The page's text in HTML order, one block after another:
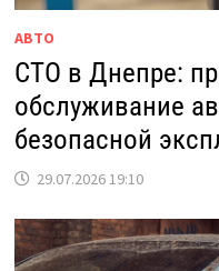
АВТО
СТО в Днепре:
обслуживание
безопасной
29.07.2026 19:10